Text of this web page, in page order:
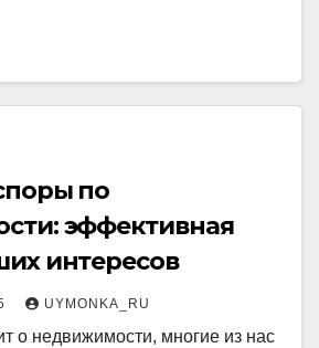
по
эффективная
интересов
UYMONKA_RU
о недвижимости, многие из нас